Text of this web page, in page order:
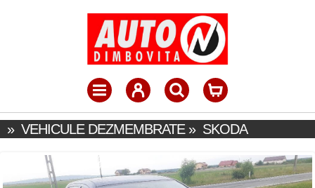
» VEHICULE DEZMEMBRATE» SKODA